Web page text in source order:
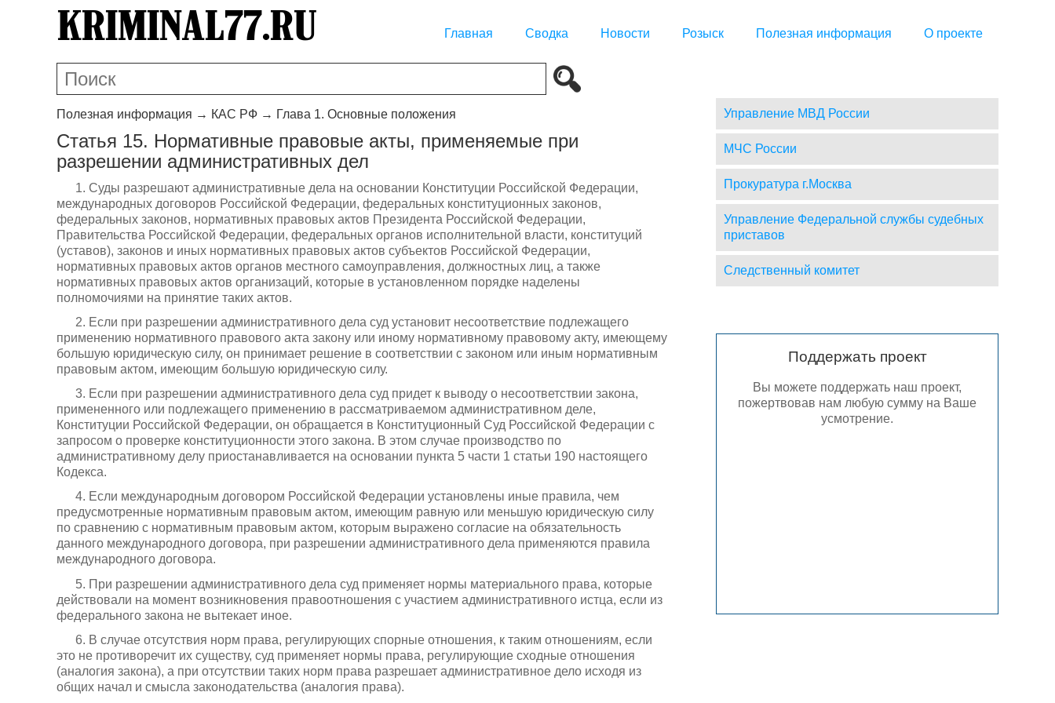
Главная Сводка Новости Розыск Полезная информация О проекте
Полезная информация → КАС РФ → Глава 1. Основные положения
Статья 15. Нормативные правовые акты, применяемые при
разрешении административных дел
1. Суды разрешают административные дела на основании Конституции Российской Федерации,
международных договоров Российской Федерации, федеральных конституционных законов,
федеральных законов, нормативных правовых актов Президента Российской Федерации,
Правительства Российской Федерации, федеральных органов исполнительной власти, конституций
(уставов), законов и иных нормативных правовых актов субъектов Российской Федерации,
нормативных правовых актов органов местного самоуправления, должностных лиц, а также
нормативных правовых актов организаций, которые в установленном порядке наделены
полномочиями на принятие таких актов.
2. Если при разрешении административного дела суд установит несоответствие подлежащего
применению нормативного правового акта закону или иному нормативному правовому акту, имеющему
большую юридическую силу, он принимает решение в соответствии с законом или иным нормативным
правовым актом, имеющим большую юридическую силу.
3. Если при разрешении административного дела суд придет к выводу о несоответствии закона,
примененного или подлежащего применению в рассматриваемом административном деле,
Конституции Российской Федерации, он обращается в Конституционный Суд Российской Федерации с
запросом о проверке конституционности этого закона. В этом случае производство по
административному делу приостанавливается на основании пункта 5 части 1 статьи 190 настоящего
Кодекса.
4. Если международным договором Российской Федерации установлены иные правила, чем
предусмотренные нормативным правовым актом, имеющим равную или меньшую юридическую силу
по сравнению с нормативным правовым актом, которым выражено согласие на обязательность
данного международного договора, при разрешении административного дела применяются правила
международного договора.
5. При разрешении административного дела суд применяет нормы материального права, которые
действовали на момент возникновения правоотношения с участием административного истца, если из
федерального закона не вытекает иное.
6. В случае отсутствия норм права, регулирующих спорные отношения, к таким отношениям, если
это не противоречит их существу, суд применяет нормы права, регулирующие сходные отношения
(аналогия закона), а при отсутствии таких норм права разрешает административное дело исходя из
общих начал и смысла законодательства (аналогия права).
Управление МВД России
МЧС России
Прокуратура г.Москва
Управление Федеральной службы судебных
приставов
Следственный комитет
Поддержать проект
Вы можете поддержать наш проект,
пожертвовав нам любую сумму на Ваше
усмотрение.